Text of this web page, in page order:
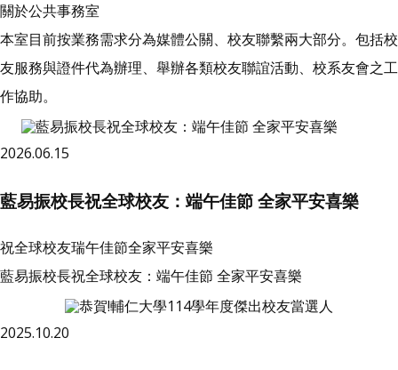
關於公共事務室
本室目前按業務需求分為媒體公關、校友聯繫兩大部分。包括校
友服務與證件代為辦理、舉辦各類校友聯誼活動、校系友會之工
作協助。
2026.06.15
藍易振校長祝全球校友：端午佳節 全家平安喜樂
祝全球校友瑞午佳節全家平安喜樂
藍易振校長祝全球校友：端午佳節 全家平安喜樂
2025.10.20